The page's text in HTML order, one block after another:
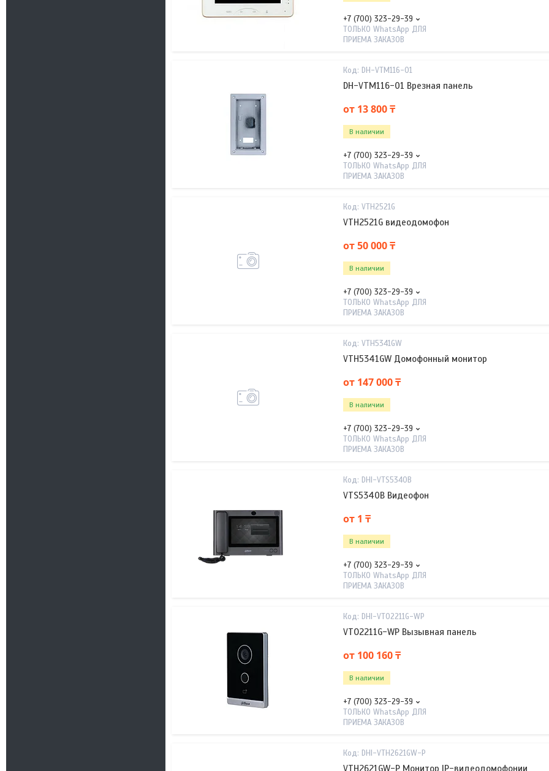
+7 (700) 323-29-39
ТОЛЬКО WhatsApp ДЛЯ
ПРИЕМА ЗАКАЗОВ
DH-VTM116-01
DH-VTM116-01 Врезная панель
от 13 800 ₸
В наличии
+7 (700) 323-29-39
ТОЛЬКО WhatsApp ДЛЯ
ПРИЕМА ЗАКАЗОВ
VTH2521G
VTH2521G видеодомофон
от 50 000 ₸
В наличии
+7 (700) 323-29-39
ТОЛЬКО WhatsApp ДЛЯ
ПРИЕМА ЗАКАЗОВ
VTH5341GW
VTH5341GW Домофонный монитор
от 147 000 ₸
В наличии
+7 (700) 323-29-39
ТОЛЬКО WhatsApp ДЛЯ
ПРИЕМА ЗАКАЗОВ
DHI-VTS5340B
VTS5340B Видеофон
от 1 ₸
В наличии
+7 (700) 323-29-39
ТОЛЬКО WhatsApp ДЛЯ
ПРИЕМА ЗАКАЗОВ
DHI-VTO2211G-WP
VTO2211G-WP Вызывная панель
от 100 160 ₸
В наличии
+7 (700) 323-29-39
ТОЛЬКО WhatsApp ДЛЯ
ПРИЕМА ЗАКАЗОВ
DHI-VTH2621GW-P
VTH2621GW-P Монитор IP-видеодомофонии